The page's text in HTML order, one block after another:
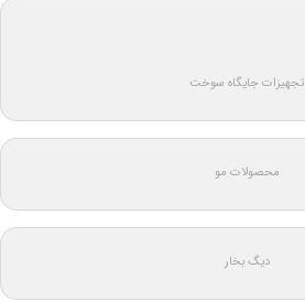
تجهیزات جایگاه سوخت
محصولات مو
دیگ بخار